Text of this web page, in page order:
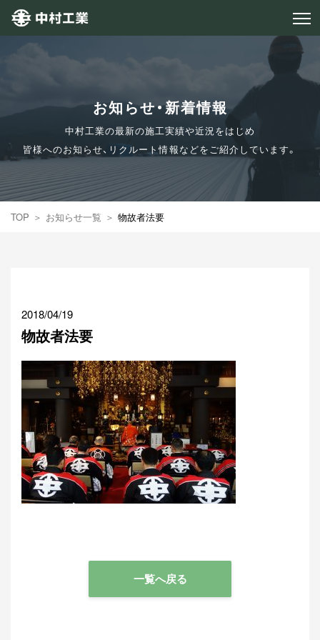
お知らせ・新着情報
中村工業の最新の施工実績や近況をはじめ
皆様へのお知らせ、リクルート情報などをご紹介しています。
TOP お知らせ一覧 物故者法要
2018/04/19
物故者法要
一覧へ戻る